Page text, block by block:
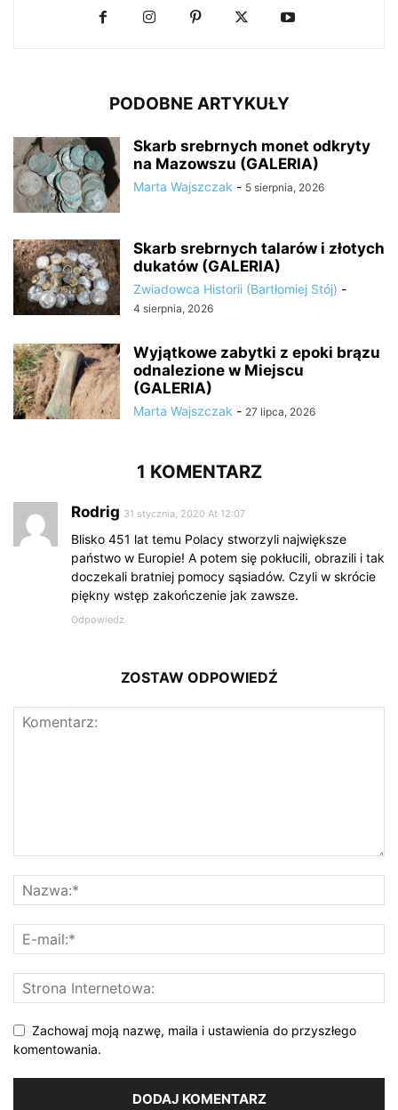
PODOBNE ARTYKUŁY
Skarb srebrnych monet odkryty
na Mazowszu (GALERIA)
Marta Wajszczak - 5 sierpnia, 2026
Skarb srebrnych talarów i złotych
dukatów (GALERIA)
Zwiadowca Historii (Bartłomiej Stój) -
4 sierpnia, 2026
Wyjątkowe zabytki z epoki brązu
odnalezione w Miejscu
(GALERIA)
Marta Wajszczak - 27 lipca, 2026
1 KOMENTARZ
Rodrig 31 stycznia, 2020 At 12:07
Blisko 451 lat temu Polacy stworzyli największe
państwo w Europie! A potem się pokłucili, obrazili i tak
doczekali bratniej pomocy sąsiadów. Czyli w skrócie
piękny wstęp zakończenie jak zawsze.
Odpowiedz
ZOSTAW ODPOWIEDŹ
Zachowaj moją nazwę, maila i ustawienia do przyszłego
komentowania.